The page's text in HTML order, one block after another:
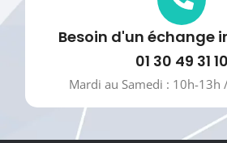
Besoin d'un échange
01 30 49 31 10
Mardi au Samedi : 10h-13h